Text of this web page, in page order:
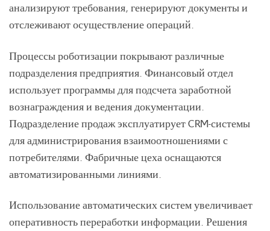
анализируют требования, генерируют документы и
отслеживают осуществление операций.
Процессы роботизации покрывают различные
подразделения предприятия. Финансовый отдел
использует программы для подсчета заработной
вознаграждения и ведения документации.
Подразделение продаж эксплуатирует CRM-системы
для администрирования взаимоотношениями с
потребителями. Фабричные цеха оснащаются
автоматизированными линиями.
Использование автоматических систем увеличивает
оперативность переработки информации. Решения